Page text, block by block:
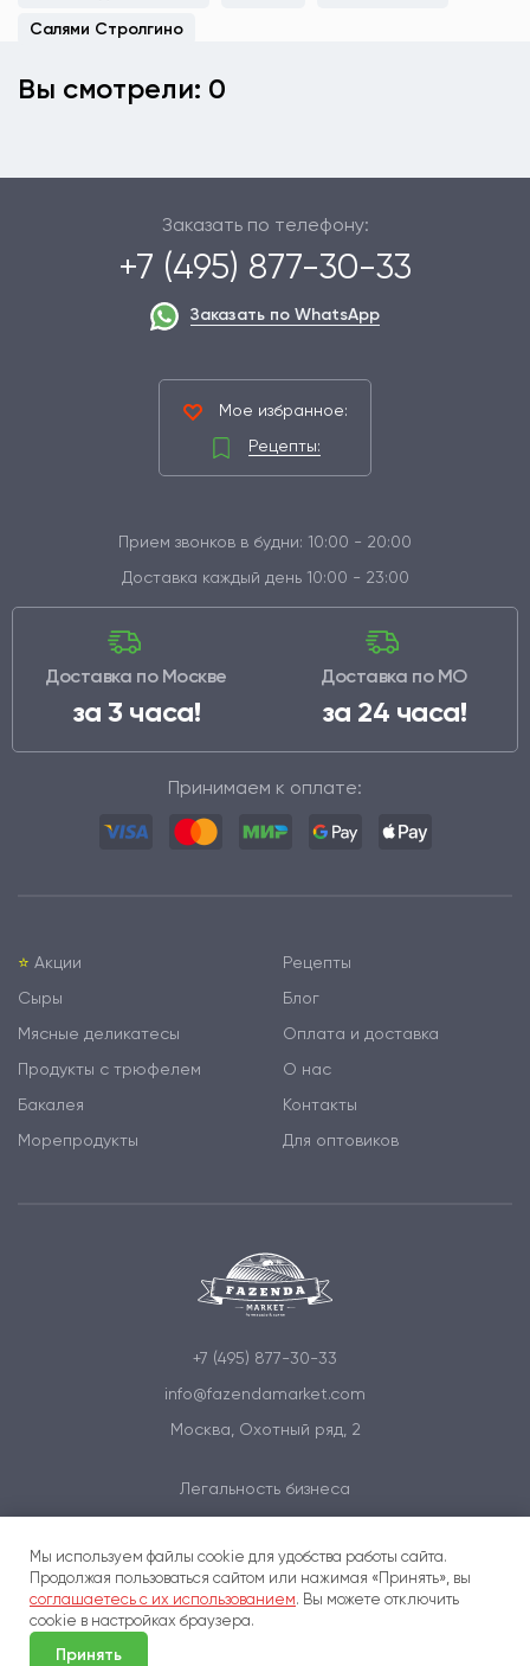
Салями Стролгино
Вы смотрели: 0
Заказать по телефону:
+7 (495) 877-30-33
Заказать по WhatsApp
Мое избранное:
Рецепты:
Прием звонков в будни: 10:00 - 20:00
Доставка каждый день 10:00 - 23:00
Доставка по Москве
за 3 часа!
Доставка по МО
за 24 часа!
Принимаем к оплате:
⭐️ Акции
Сыры
Мясные деликатесы
Продукты с трюфелем
Бакалея
Морепродукты
Рецепты
Блог
Оплата и доставка
О нас
Контакты
Для оптовиков
+7 (495) 877-30-33
info@fazendamarket.com
Москва, Охотный ряд, 2
Легальность бизнеса
Условия и соглашения
Мы используем файлы cookie для удобства работы сайта.
Продолжая пользоваться сайтом или нажимая «Принять», вы
соглашаетесь с их использованием. Вы можете отключить
cookie в настройках браузера.
Принять